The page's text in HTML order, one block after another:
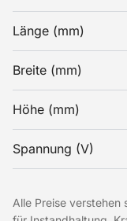
Länge (mm)
Breite (mm)
Höhe (mm)
Spannung (V)
Alle Preise verstehen